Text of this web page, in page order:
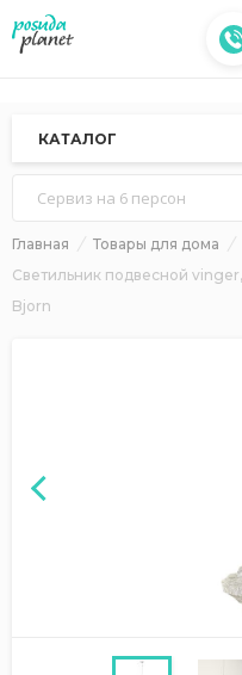
КАТАЛОГ
Сервиз на 6 персон
Главная Товары для дома
Светильник подвесной
Bjorn